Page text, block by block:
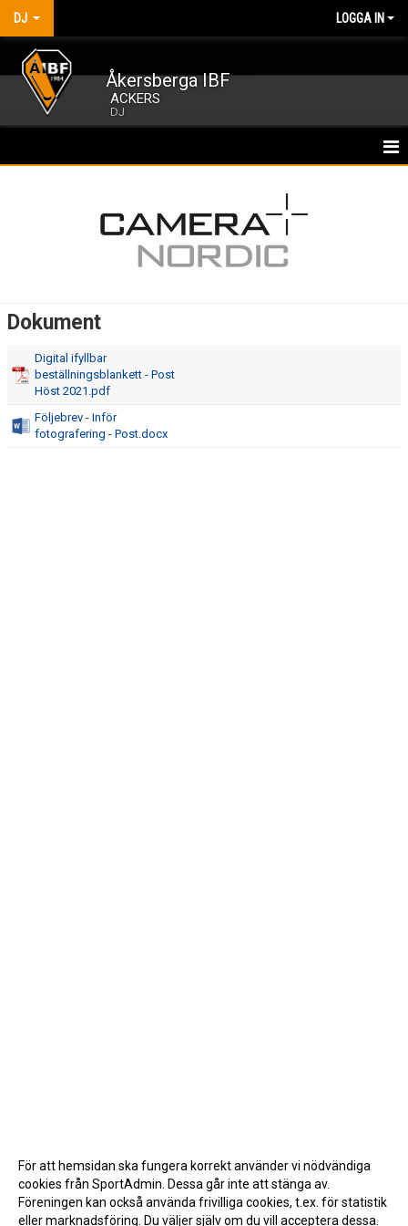
DJ LOGGA IN
Åkersberga IBF
ACKERS
DJ
BILDGALLERI
DOKUMENT
Dokument
Digital ifyllbar
beställningsblankett - Post
Höst 2021.pdf
Följebrev - Inför
fotografering - Post.docx
För att hemsidan ska fungera korrekt använder vi nödvändiga
cookies från SportAdmin. Dessa går inte att stänga av.
Föreningen kan också använda frivilliga cookies, t.ex. för statistik
eller marknadsföring. Du väljer själv om du vill acceptera dessa.